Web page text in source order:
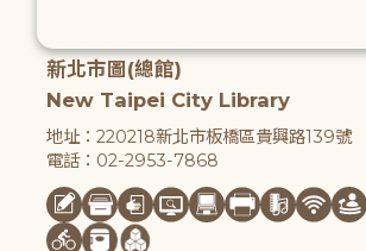
新北市圖(總館)
New Taipei City Library
地址：220218新北市板橋區貴興路139號
電話：02-2953-7868